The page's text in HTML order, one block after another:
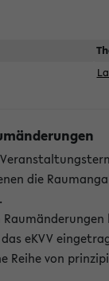
die
eKVV
Reihe von